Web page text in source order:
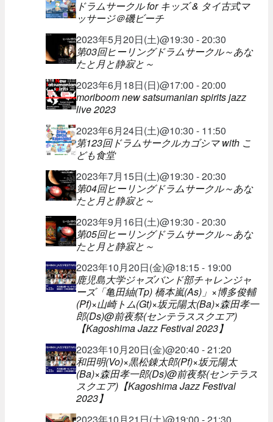
ドラムサークル for キッズ & タイ古式マ
ッサージ＠磯ビーチ
2023年5月20日(土)@19:30 - 20:30
第03回ヒーリングドラムサークル～あな
たと月と静寂と～
2023年6月18日(日)@17:00 - 20:00
moriboom new satsumanian spirits jazz
live 2023
2023年6月24日(土)@10:30 - 11:50
第123回ドラムサークルカゴシマ with こ
ども食堂
2023年7月15日(土)@19:30 - 20:30
第04回ヒーリングドラムサークル～あな
たと月と静寂と～
2023年9月16日(土)@19:30 - 20:30
第05回ヒーリングドラムサークル～あな
たと月と静寂と～
2023年10月20日(金)@18:15 - 19:00
鹿児島大学ジャズバンド部チャレンジャ
ーズ「亀田紬(Tp) 橋本嵐(As)」×博多俊輔
(Pf)×山崎トム(Gt)×坂元陽太(Ba)×森田孝一
郎(Ds)@前夜祭(センテラススクエア)
【Kagoshima Jazz Festival 2023】
2023年10月20日(金)@20:40 - 21:20
和田明(Vo)×黒松錬太郎(Pf)×坂元陽太
(Ba)×森田孝一郎(Ds)@前夜祭(センテラス
スクエア)【Kagoshima Jazz Festival
2023】